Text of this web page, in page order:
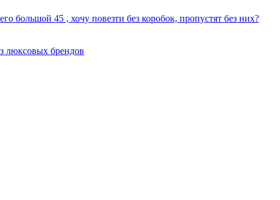
большой 45 , хочу повезти без коробок, пропустят без них?
люксовых брендов